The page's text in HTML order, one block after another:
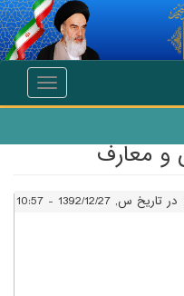
Toggle
و معارف
در تاریخ س, 1392/12/27 - 10:57